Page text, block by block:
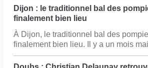
Dijon : le traditionnel bal des
finalement bien lieu
À Dijon, le traditionnel bal des
finalement bien lieu. Il y a un mois